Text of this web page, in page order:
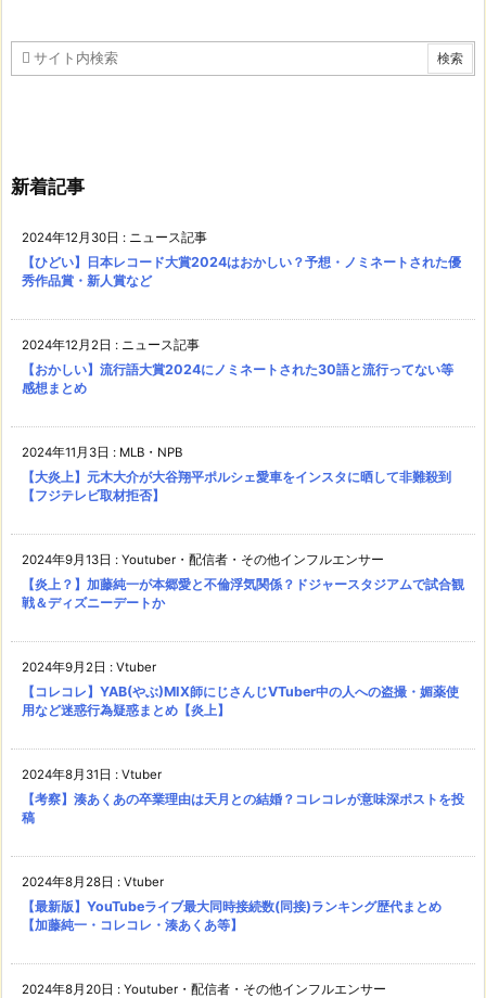
新着記事
2024年12月30日 : ニュース記事
【ひどい】日本レコード大賞2024はおかしい？予想・ノミネートされた優
秀作品賞・新人賞など
2024年12月2日 : ニュース記事
【おかしい】流行語大賞2024にノミネートされた30語と流行ってない等
感想まとめ
2024年11月3日 : MLB・NPB
【大炎上】元木大介が大谷翔平ポルシェ愛車をインスタに晒して非難殺到
【フジテレビ取材拒否】
2024年9月13日 : Youtuber・配信者・その他インフルエンサー
【炎上？】加藤純一が本郷愛と不倫浮気関係？ドジャースタジアムで試合観
戦＆ディズニーデートか
2024年9月2日 : Vtuber
【コレコレ】YAB(やぶ)MIX師にじさんじVTuber中の人への盗撮・媚薬使
用など迷惑行為疑惑まとめ【炎上】
2024年8月31日 : Vtuber
【考察】湊あくあの卒業理由は天月との結婚？コレコレが意味深ポストを投
稿
2024年8月28日 : Vtuber
【最新版】YouTubeライブ最大同時接続数(同接)ランキング歴代まとめ
【加藤純一・コレコレ・湊あくあ等】
2024年8月20日 : Youtuber・配信者・その他インフルエンサー